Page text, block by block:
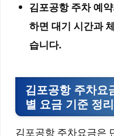
김포공항 주차 예
하면 대기 시간과
습니다.
김포공항 주차요
별 요금 기준 정리
김포공항 주차요금은